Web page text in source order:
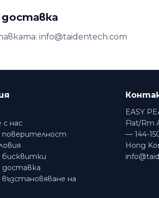
info@taidentech.com
нас
поверителност
бисквитки
доставка
на
EASY
Flat/Rm
— 144-
Hong